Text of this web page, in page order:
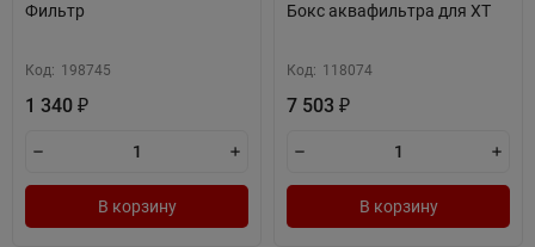
Фильтр
Код: 198745
1 340 ₽
В корзину
Бокс аквафильтра для XT
Код: 118074
7 503 ₽
В корзину